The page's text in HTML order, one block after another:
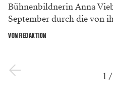
Bühnenbildnerin Anna
September durch die von
VON REDAKTION
1 /